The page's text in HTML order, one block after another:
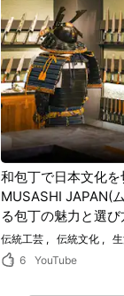
和包丁で日本文化を
MUSASHI JAPAN(
る包丁の魅力と選び
伝統工芸 伝統文化
6
YouTube